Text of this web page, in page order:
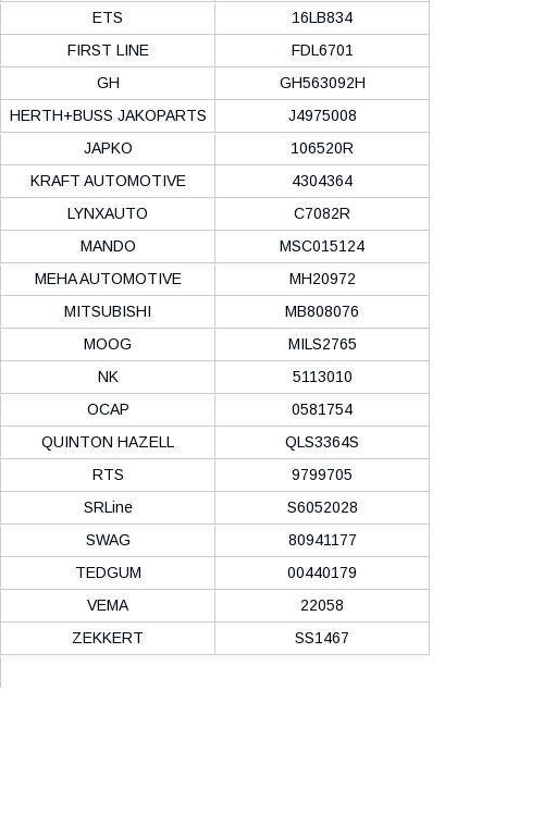
ETS
16LB834
FIRST LINE
FDL6701
GH
GH563092H
HERTH+BUSS JAKOPARTS
J4975008
JAPKO
106520R
KRAFT AUTOMOTIVE
4304364
LYNXAUTO
C7082R
MANDO
MSC015124
MEHA AUTOMOTIVE
MH20972
MITSUBISHI
MB808076
MOOG
MILS2765
NK
5113010
OCAP
0581754
QUINTON HAZELL
QLS3364S
RTS
9799705
SRLine
S6052028
SWAG
80941177
TEDGUM
00440179
VEMA
22058
ZEKKERT
SS1467